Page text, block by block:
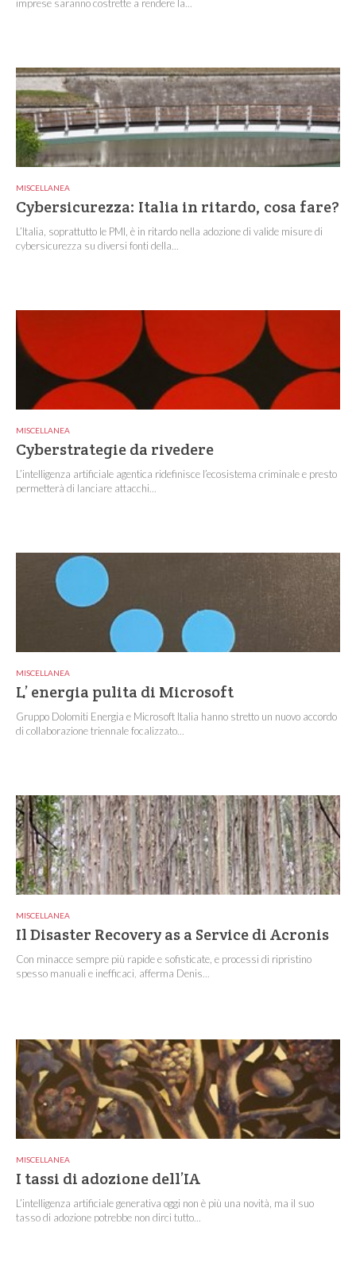
imprese saranno costrette a rendere la...
MISCELLANEA
Cybersicurezza: Italia in ritardo, cosa fare?
L’Italia, soprattutto le PMI, è in ritardo nella adozione di valide misure di
cybersicurezza su diversi fonti della...
MISCELLANEA
Cyberstrategie da rivedere
L’intelligenza artificiale agentica ridefinisce l’ecosistema criminale e presto
permetterà di lanciare attacchi...
MISCELLANEA
L’ energia pulita di Microsoft
Gruppo Dolomiti Energia e Microsoft Italia hanno stretto un nuovo accordo
di collaborazione triennale focalizzato...
MISCELLANEA
Il Disaster Recovery as a Service di Acronis
Con minacce sempre più rapide e sofisticate, e processi di ripristino
spesso manuali e inefficaci, afferma Denis...
MISCELLANEA
I tassi di adozione dell’IA
L’intelligenza artificiale generativa oggi non è più una novità, ma il suo
tasso di adozione potrebbe non dirci tutto...